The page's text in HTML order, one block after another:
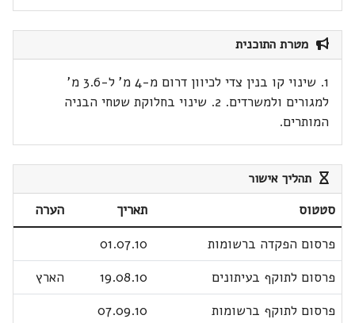
מטרת התוכנית
1. שינוי קו בנין צדי לכיוון דרום מ-4 מ' ל-3.6 מ'
למגורים ולמשרדים. 2. שינוי בחלוקת שטחי הבניה
המותרים.
תהליך אישור
סטטוס תאריך
הערה
פרסום הפקדה ברשומות
01.07.10
פרסום לתוקף בעיתונים
19.08.10
הארץ
פרסום לתוקף ברשומות
07.09.10